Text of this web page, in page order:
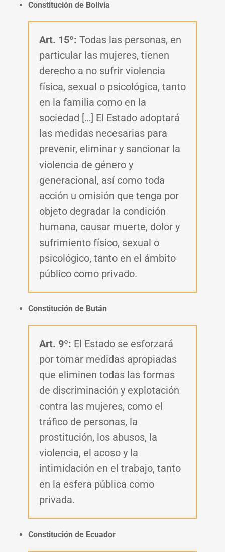
Constitución de Bolivia
Art. 15º: Todas las personas, en
particular las mujeres, tienen
derecho a no sufrir violencia
física, sexual o psicológica, tanto
en la familia como en la
sociedad […] El Estado adoptará
las medidas necesarias para
prevenir, eliminar y sancionar la
violencia de género y
generacional, así como toda
acción u omisión que tenga por
objeto degradar la condición
humana, causar muerte, dolor y
sufrimiento físico, sexual o
psicológico, tanto en el ámbito
público como privado.
Constitución de Bután
Art. 9º: El Estado se esforzará
por tomar medidas apropiadas
que eliminen todas las formas
de discriminación y explotación
contra las mujeres, como el
tráfico de personas, la
prostitución, los abusos, la
violencia, el acoso y la
intimidación en el trabajo, tanto
en la esfera pública como
privada.
Constitución de Ecuador